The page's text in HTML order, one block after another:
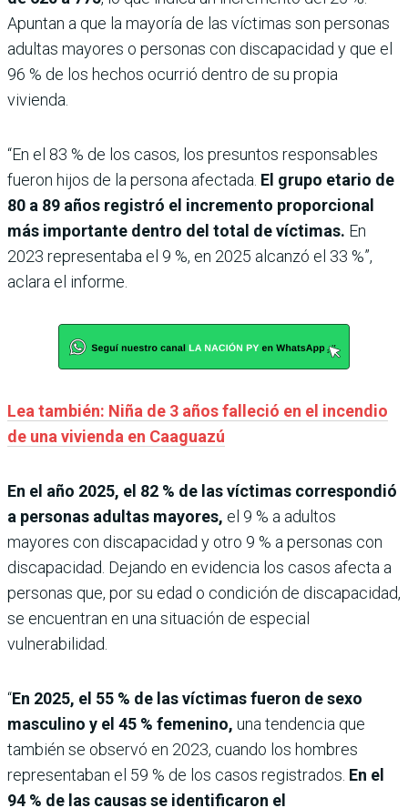
Apuntan a que la mayoría de las víctimas son personas
adultas mayores o personas con discapacidad y que el
96 % de los hechos ocurrió dentro de su propia
vivienda.
“En el 83 % de los casos, los presuntos responsables
fueron hijos de la persona afectada. El grupo etario de
80 a 89 años registró el incremento proporcional
más importante dentro del total de víctimas. En
2023 representaba el 9 %, en 2025 alcanzó el 33 %”,
aclara el informe.
Lea también: Niña de 3 años falleció en el incendio
de una vivienda en Caaguazú
En el año 2025, el 82 % de las víctimas correspondió
a personas adultas mayores, el 9 % a adultos
mayores con discapacidad y otro 9 % a personas con
discapacidad. Dejando en evidencia los casos afecta a
personas que, por su edad o condición de discapacidad,
se encuentran en una situación de especial
vulnerabilidad.
“En 2025, el 55 % de las víctimas fueron de sexo
masculino y el 45 % femenino, una tendencia que
también se observó en 2023, cuando los hombres
representaban el 59 % de los casos registrados. En el
94 % de las causas se identificaron el